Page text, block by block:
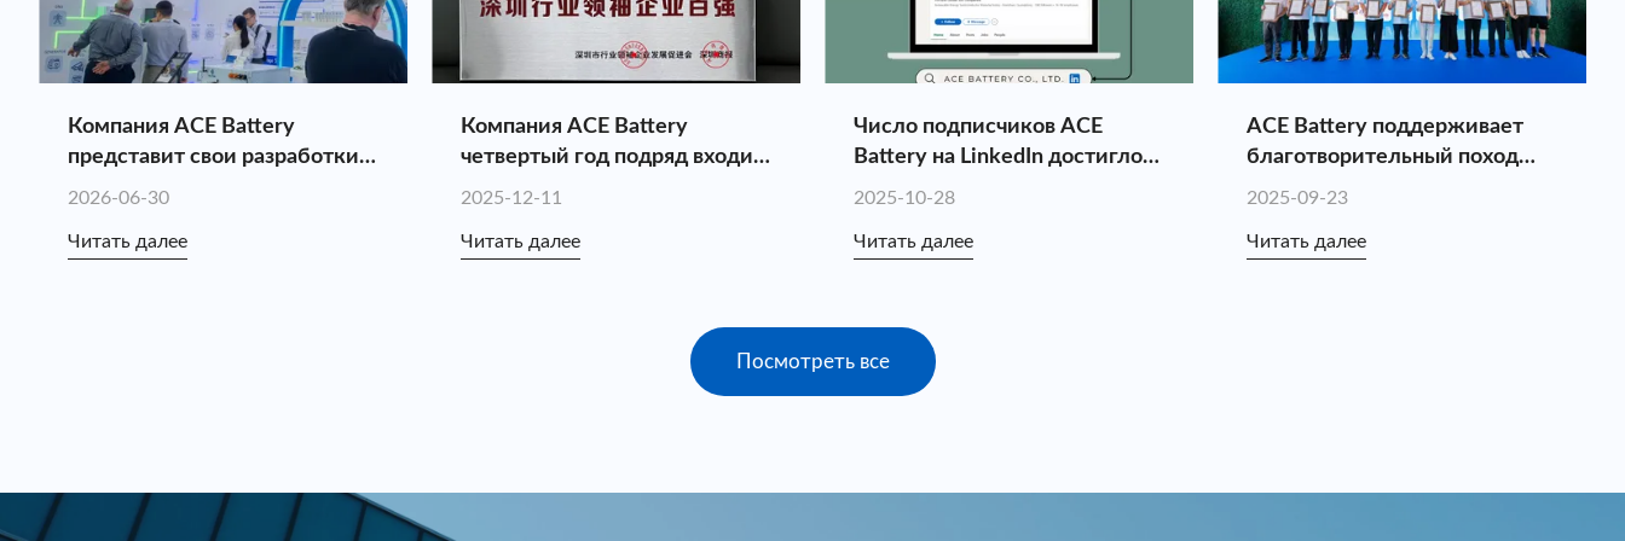
Компания ACE Battery
представит свои разработки
на выставке Intersolar Europe
индивидуальных решений в
2026-06-30
Читать далее
Компания ACE Battery
четвертый год подряд входит
в список 100 ведущих
Шэньчжэня на 2025 год.
2025-12-11
Читать далее
Число подписчиков ACE
Battery на LinkedIn достигло
10 000!
2025-10-28
Читать далее
ACE Battery поддерживает
благотворительный поход
«Помогите молодежи и
2025-09-23
Читать далее
Посмотреть все